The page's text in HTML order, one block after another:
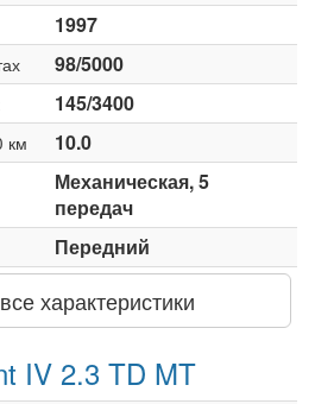
1997
98/5000
145/3400
км
10.0
Механическая, 5
передач
Передний
характеристики
IV 2.3 TD MT